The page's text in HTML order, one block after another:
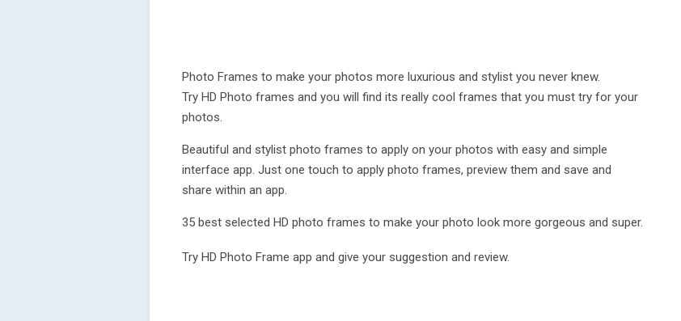
Photo Frames to make your photos more luxurious and stylist you never knew.
Try HD Photo frames and you will find its really cool frames that you must try for your
photos.
Beautiful and stylist photo frames to apply on your photos with easy and simple
interface app. Just one touch to apply photo frames, preview them and save and
share within an app.
35 best selected HD photo frames to make your photo look more gorgeous and super.
Try HD Photo Frame app and give your suggestion and review.